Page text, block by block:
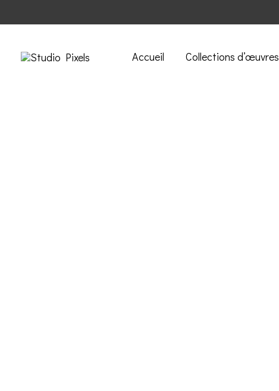
Accueil Collections d’œuvres